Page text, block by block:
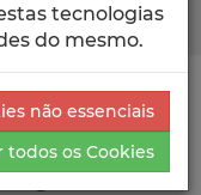
de Figueiredo
Figueiredo
tecnologias
do mesmo.
não essenciais
todos os Cookies